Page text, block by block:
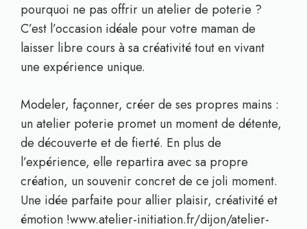
pourquoi ne pas offrir un atelier de poterie ?
C’est l’occasion idéale pour votre maman de
laisser libre cours à sa créativité tout en vivant
une expérience unique.
Modeler, façonner, créer de ses propres mains :
un atelier poterie promet un moment de détente,
de découverte et de fierté. En plus de
l’expérience, elle repartira avec sa propre
création, un souvenir concret de ce joli moment.
Une idée parfaite pour allier plaisir, créativité et
émotion !www.atelier-initiation.fr/dijon/atelier-